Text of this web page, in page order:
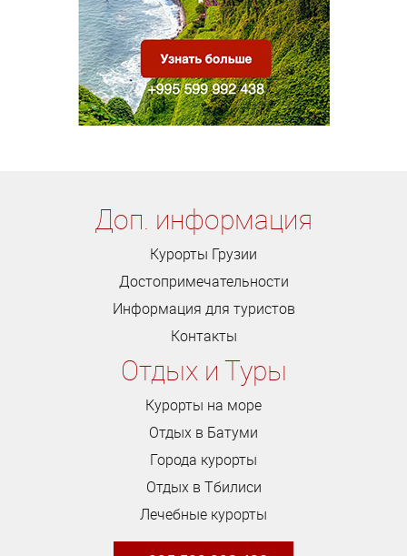
Доп. информация
Курорты Грузии
Достопримечательности
Информация для туристов
Контакты
Отдых и Туры
Курорты на море
Отдых в Батуми
Города курорты
Отдых в Тбилиси
Лечебные курорты